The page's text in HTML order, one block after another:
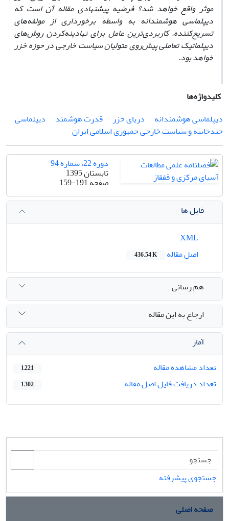
موثر واقع خواهد شد؟ فرضیه پیشنهادی مقاله آن است که
دیپلماسی هوشمندانه به واسطه برخورداری از مولفه‌های
تسریع‌کننده، کاربردی‌ترین عامل برای نهادینه‌کردن روش‌های
دیپلماتیک تعاملی پیش‌روی متولیان سیاست خارجی در حوزه خزر
خواهد بود.
کلیدواژه‌ها
دیپلماسی هوشمندانه
دریای خزر قدرت هوشمند
دیپلماسی
چندجانبه و سیاست خارجی جمهوری اسلامی ایران
دوره 22، شماره 94
تابستان 1395
صفحه159-191
فایل ها
اصل مقاله
436.54 K
هم رسانی
ارجاع به این مقاله
آمار
تعداد مشاهده مقاله
1,221
تعداد دریافت فایل اصل مقاله 1,302
جستجوی پیشرفته
صفحه اصلی